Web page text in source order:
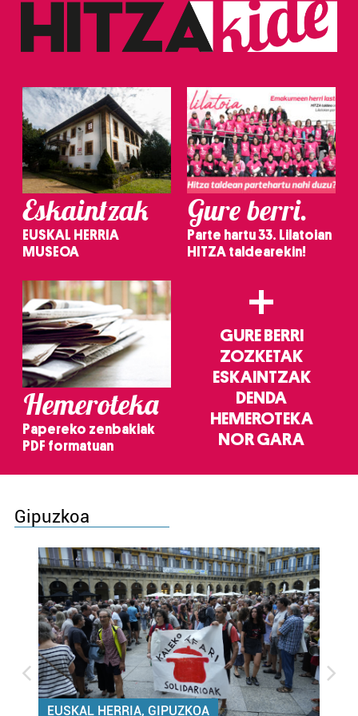
Eskaintzak
EUSKAL HERRIA
MUSEOA
Gure berri.
Parte hartu 33. Lilatoian
HITZA taldearekin!
Hemeroteka
Papereko zenbakiak
PDF formatuan
+
GURE BERRI
ZOZKETAK
ESKAINTZAK
DENDA
HEMEROTEKA
NOR GARA
Gipuzkoa
EUSKAL HERRIA, GIPUZKOA